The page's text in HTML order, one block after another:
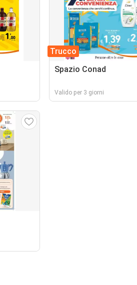
Trucco
Spazio Conad
Valido per 3 giorni